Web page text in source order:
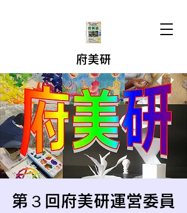
府美研
第３回府美研運営委員